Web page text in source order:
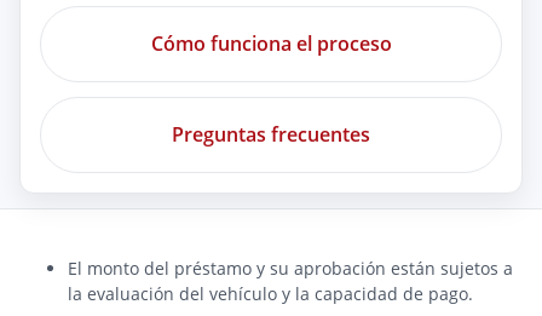
Cómo funciona el proceso
Preguntas frecuentes
El monto del préstamo y su aprobación están sujetos a
la evaluación del vehículo y la capacidad de pago.